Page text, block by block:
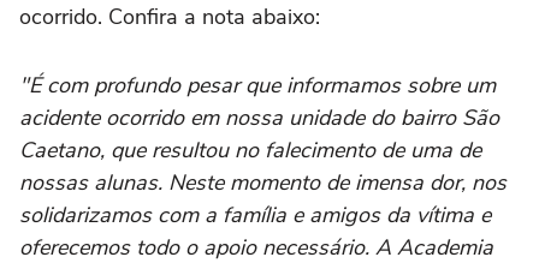
ocorrido. Confira a nota abaixo:
"É com profundo pesar que informamos sobre um
acidente ocorrido em nossa unidade do bairro São
Caetano, que resultou no falecimento de uma de
nossas alunas. Neste momento de imensa dor, nos
solidarizamos com a família e amigos da vítima e
oferecemos todo o apoio necessário. A Academia